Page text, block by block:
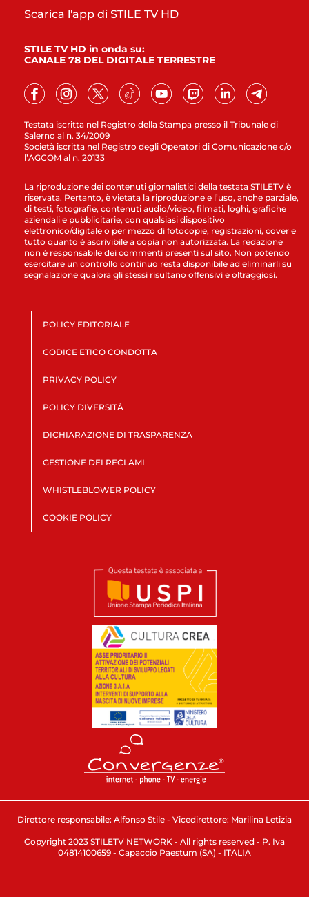
Testata iscritta nel Registro della Stampa presso il Tribunale di
Salerno al n. 34/2009
Società iscritta nel Registro degli Operatori di Comunicazione c/o
l’AGCOM al n. 20133
Scarica l'app di STILE TV HD
STILE TV HD in onda su:
CANALE 78 DEL DIGITALE TERRESTRE
La riproduzione dei contenuti giornalistici della testata STILETV è
riservata. Pertanto, è vietata la riproduzione e l’uso, anche parziale,
di testi, fotografie, contenuti audio/video, filmati, loghi, grafiche
aziendali e pubblicitarie, con qualsiasi dispositivo
elettronico/digitale o per mezzo di fotocopie, registrazioni, cover e
tutto quanto è ascrivibile a copia non autorizzata. La redazione
non è responsabile dei commenti presenti sul sito. Non potendo
esercitare un controllo continuo resta disponibile ad eliminarli su
segnalazione qualora gli stessi risultano offensivi e oltraggiosi.
POLICY EDITORIALE
CODICE ETICO CONDOTTA
PRIVACY POLICY
POLICY DIVERSITÀ
DICHIARAZIONE DI TRASPARENZA
GESTIONE DEI RECLAMI
WHISTLEBLOWER POLICY
COOKIE POLICY
Direttore responsabile: Alfonso Stile - Vicedirettore: Marilina Letizia
Copyright 2023 STILETV NETWORK - All rights reserved - P. Iva
04814100659 - Capaccio Paestum (SA) - ITALIA